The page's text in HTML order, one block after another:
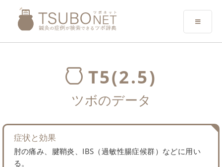
T5(2.5)
ツボのデータ
症状と効果
肘の痛み、腱鞘炎、IBS（過敏性腸症候群）などに用い
る。